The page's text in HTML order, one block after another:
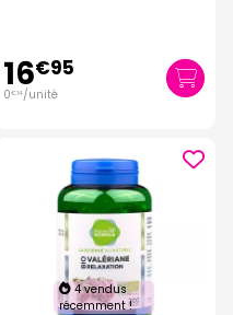
16€95
0€ 14 /unité
4 vendus
récemment !